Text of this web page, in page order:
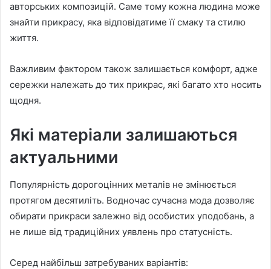
авторських композицій. Саме тому кожна людина може
знайти прикрасу, яка відповідатиме її смаку та стилю
життя.
Важливим фактором також залишається комфорт, адже
сережки належать до тих прикрас, які багато хто носить
щодня.
Які матеріали залишаються
актуальними
Популярність дорогоцінних металів не змінюється
протягом десятиліть. Водночас сучасна мода дозволяє
обирати прикраси залежно від особистих уподобань, а
не лише від традиційних уявлень про статусність.
Серед найбільш затребуваних варіантів: